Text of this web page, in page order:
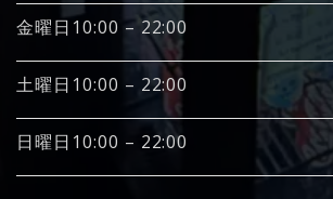
金曜日10:00 – 22:00
土曜日10:00 – 22:00
日曜日10:00 – 22:00